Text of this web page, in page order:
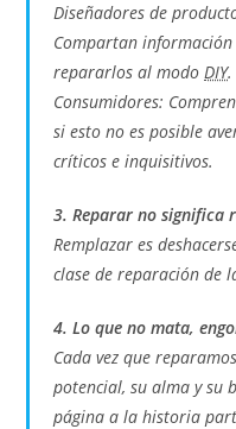
Diseñadores de
Compartan
repararlos al modoDIY.
Consumidores:
si esto no es posible
críticos e inquisitivos.
3. Reparar no significa
Remplazar es
clase de reparación de
4. Lo que no mata,
Cada vez que
potencial, su alma y su
página a la historia